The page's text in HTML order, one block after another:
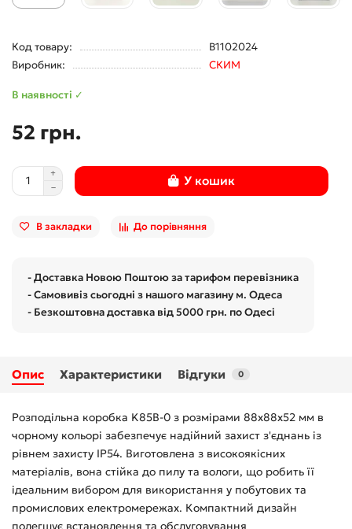
Код товару:
B1102024
Виробник:
СКИМ
В наявності ✓
52 грн.
У кошик
В закладки До порівняння
- Доставка Новою Поштою за тарифом перевізника
- Самовивіз сьогодні з нашого магазину м. Одеса
- Безкоштовна доставка від 5000 грн. по Одесі
Опис Характеристики Відгуки 0
Розподільна коробка K85B-0 з розмірами 88х88х52 мм в
чорному кольорі забезпечує надійний захист з'єднань із
рівнем захисту IP54. Виготовлена з високоякісних
матеріалів, вона стійка до пилу та вологи, що робить її
ідеальним вибором для використання у побутових та
промислових електромережах. Компактний дизайн
полегшує встановлення та обслуговування